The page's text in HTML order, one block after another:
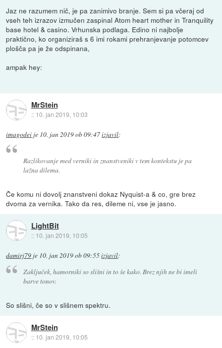
Jaz ne razumem nič, je pa zanimivo branje. Sem si pa včeraj od
vseh teh izrazov izmučen zaspinal Atom heart mother in Tranquility
base hotel & casino. Vrhunska podlaga. Edino ni najbolje
praktično, ko organiziraš s 6 imi rokami prehranjevanje potomcev
plošča pa je že odspinana,
ampak hey:
MrStein
:: 10. jan 2019, 10:03
imagodei je 10. jan 2019 ob 09:47izjavil:
Razlikovanje med verniki in znanstveniki v tem kontekstu je pa
lažna dilema.
Če komu ni dovolj znanstveni dokaz Nyquist-a & co, gre brez
dvoma za vernika. Tako da res, dileme ni, vse je jasno.
LightBit
:: 10. jan 2019, 10:05
damirj79 je 10. jan 2019 ob 09:55izjavil:
Zaključek, hamorniki so slišni in to še kako. Brez njih ne bi imeli
barve tonov.
So slišni, če so v slišnem spektru.
MrStein
:: 10. jan 2019, 10:05